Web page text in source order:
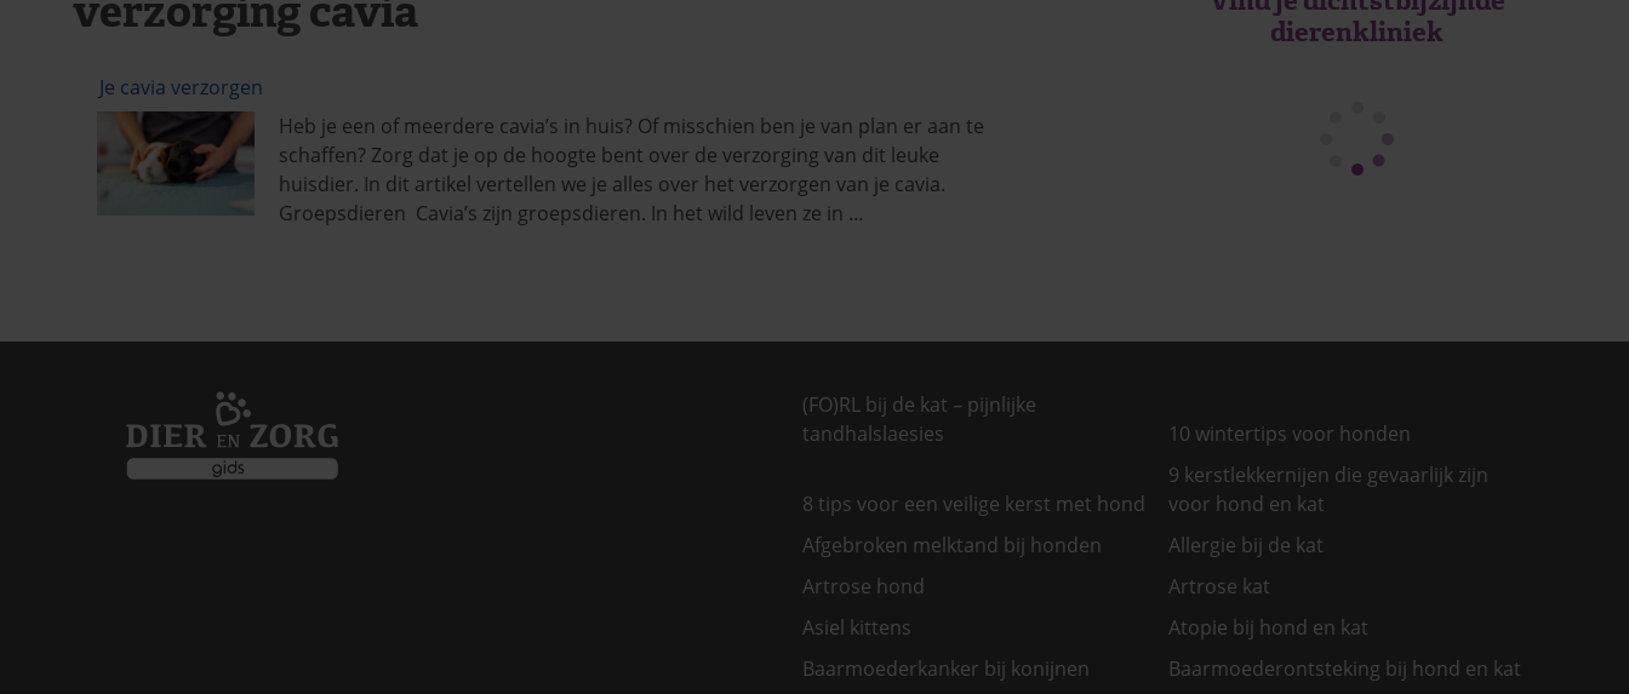
Je cavia verzorgen
Heb je een of meerdere cavia’s in huis? Of misschien ben je van plan er aan te
schaffen? Zorg dat je op de hoogte bent over de verzorging van dit leuke
huisdier. In dit artikel vertellen we je alles over het verzorgen van je cavia.
Groepsdieren Cavia’s zijn groepsdieren. In het wild leven ze in …
dierenkliniek
(FO)RL bij de kat – pijnlijke
tandhalslaesies
10 wintertips voor honden
8 tips voor een veilige kerst met hond
9 kerstlekkernijen die gevaarlijk zijn
voor hond en kat
Afgebroken melktand bij honden
Allergie bij de kat
Artrose hond
Artrose kat
Asiel kittens
Atopie bij hond en kat
Baarmoederkanker bij konijnen
Baarmoederontsteking bij hond en kat